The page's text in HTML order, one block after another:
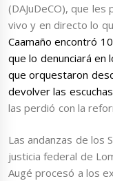
(DAJuDeCO), que
vivo y en directo lo
Caamaño encontró
que lo denunciará en
que orquestaron
devolver las
las perdió con la
Las andanzas de los
justicia federal de
Augé procesó a los